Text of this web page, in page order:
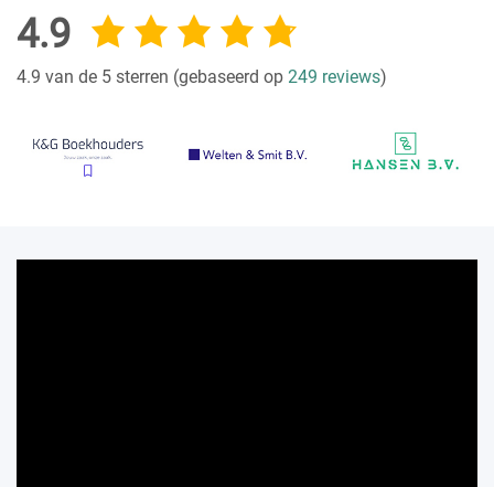
4.9
4.9 van de 5 sterren (gebaseerd op 249 reviews)